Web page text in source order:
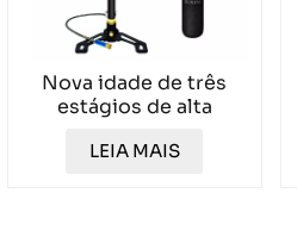
Nova idade de três
estágios de alta
txhp002
LEIA MAIS